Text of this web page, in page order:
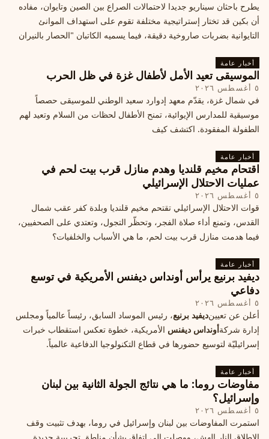
يطرح باحثان سيناريو جديدا لاحتمالات الصراع بين الصين وتايوان، مفاده
أن بكين قد تختار إستراتيجية مختلفة تقوم على استهداف الموانئ
التايوانية بضربات صاروخية دقيقة، فيما يسميه الكاتبان "الحصار بالنيران
أخبار عامة
الموسيقى تعيد الأمل لأطفال غزة في ظل الحرب
٥ أغسطس ٢٠٢٦
في شمال غزة، يقدّم معهد إدوارد سعيد الوطني للموسيقى حصصاً
موسيقية للمدارس الإيوائية، تمنح الأطفال لحظات من السلام وتعيد لهم
الطفولة المفقودة. اكتشف كيف
أخبار عامة
اقتحام مخيم قلنديا وهدم منازل قرب بيت لحم في
عمليات الاحتلال الإسرائيلي
٥ أغسطس ٢٠٢٦
قوات الاحتلال الإسرائيلي تقتحم مخيم قلنديا وبلدة كفر عقب شمال
القدس، وتمنع أداء صلاة الفجر، وتحظّر التجول، وتعتدي على الصحفيين،
فيما هدمت منازل قرب بيت لحم، ما هي الأسباب والخلفيات؟
أخبار عامة
ديفيد برنيع يرأس أونداس ديفنس الأمريكية في توسع
دفاعي
٥ أغسطس ٢٠٢٦
أعلن عن تعيينديفيد برنيع، رئيس الموساد السابق، رئيساً عالمياً ومجلس
إدارة شركةأونداس ديفنس الأمريكية، خطوة تعكس استقطاب خبرات
إسرائيليّة لتوسيع حضورها في قطاع التكنولوجيا الدفاعية عالمياً.
أخبار عامة
مفاوضات روما: ما هي نتائج الجولة الثانية بين لبنان
وإسرائيل؟
٥ أغسطس ٢٠٢٦
استمرت المفاوضات بين لبنان وإسرائيل في روما، بهدف تثبيت وقف